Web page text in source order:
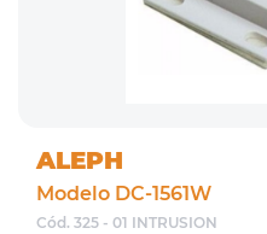
ALEPH
Modelo DC-1561W
Cód. 325 - 01 INTRUSION